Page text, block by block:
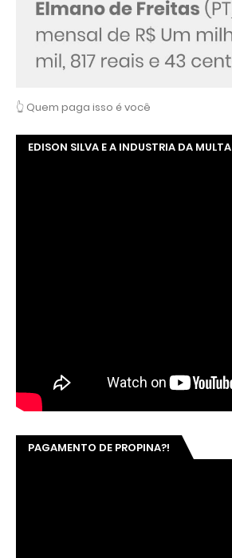
👆 Quem paga isso é você
EDISON SILVA E A INDUSTRIA DA MULTA
PAGAMENTO DE PROPINA?!